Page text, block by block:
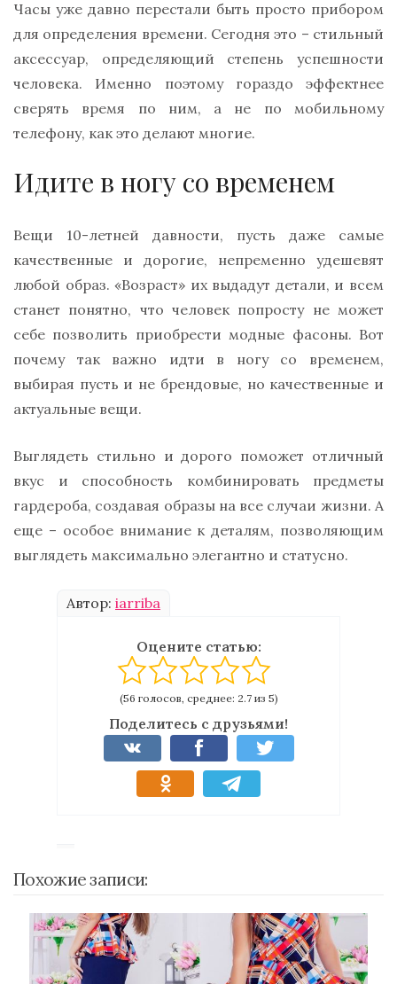
Часы уже давно перестали быть просто прибором
для определения времени. Сегодня это – стильный
аксессуар, определяющий степень успешности
человека. Именно поэтому гораздо эффектнее
сверять время по ним, а не по мобильному
телефону, как это делают многие.
Идите в ногу со временем
Вещи 10-летней давности, пусть даже самые
качественные и дорогие, непременно удешевят
любой образ. «Возраст» их выдадут детали, и всем
станет понятно, что человек попросту не может
себе позволить приобрести модные фасоны. Вот
почему так важно идти в ногу со временем,
выбирая пусть и не брендовые, но качественные и
актуальные вещи.
Выглядеть стильно и дорого поможет отличный
вкус и способность комбинировать предметы
гардероба, создавая образы на все случаи жизни. А
еще – особое внимание к деталям, позволяющим
выглядеть максимально элегантно и статусно.
Автор: iarriba
Оцените статью:
(56 голосов, среднее: 2.7 из 5)
Поделитесь с друзьями!
Похожие записи: